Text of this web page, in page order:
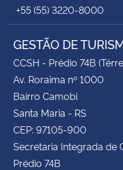
+55 (55) 3220-8000
GESTÃO DE
CCSH - Prédio 74B
Av. Roraima nº 1000
Bairro Camobi
Santa Maria - RS
CEP: 97105-900
Secretaria Integrada de
Prédio 74B